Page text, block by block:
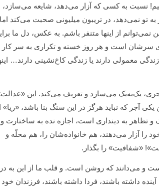
نسبت به کسی که آزار می‌دهد، شایعه می‌سازد،
تو نمی‌دهد، در تریبون میلیونی صحبت می‌کند
از اینها متنفر باشم. به عکس، دل ما
سرشان است و هر روز خسته و تکراری به سر کار
معمولی دارند یا زندگی کاخ‌نشینی دارند…
یک‌به‌یک می‌سازد و تعریف می‌کند. این
آجر که نباید هرگز در این سنگ بنا باشد،
تظاهر به دینداری است، اجازه نده به ساختارت
را آزار می‌دهند، هم خانواده‌شان را، هم محلّه و
«شفافیت» را بگذار.
و می‌دانند که روشن است. و قلب ما از این به
داشته باشند، فردا داشته باشند، فرزندان